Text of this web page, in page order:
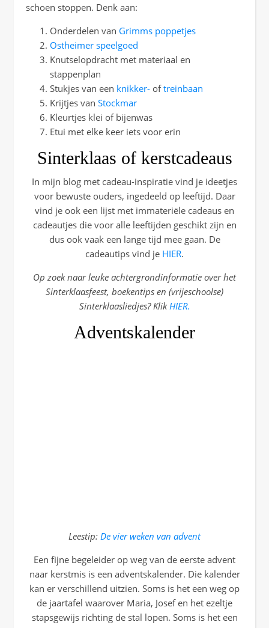
schoen stoppen. Denk aan:
Onderdelen van Grimms poppetjes
Ostheimer speelgoed
Knutselopdracht met materiaal en
stappenplan
Stukjes van een knikker- oftreinbaan
Krijtjes van Stockmar
Kleurtjes klei of bijenwas
Etui met elke keer iets voor erin
Sinterklaas of kerstcadeaus
In mijn blog met cadeau-inspiratie vind je ideetjes
voor bewuste ouders, ingedeeld op leeftijd. Daar
vind je ook een lijst met immateriële cadeaus en
cadeautjes die voor alle leeftijden geschikt zijn en
dus ook vaak een lange tijd mee gaan. De
cadeautips vind je HIER.
Op zoek naar leuke achtergrondinformatie over het
Sinterklaasfeest, boekentips en (vrijeschoolse)
Sinterklaasliedjes? Klik HIER.
Adventskalender
Leestip: De vier weken van advent
Een fijne begeleider op weg van de eerste advent
naar kerstmis is een adventskalender. Die kalender
kan er verschillend uitzien. Soms is het een weg op
de jaartafel waarover Maria, Josef en het ezeltje
stapsgewijs richting de stal lopen. Soms is het een